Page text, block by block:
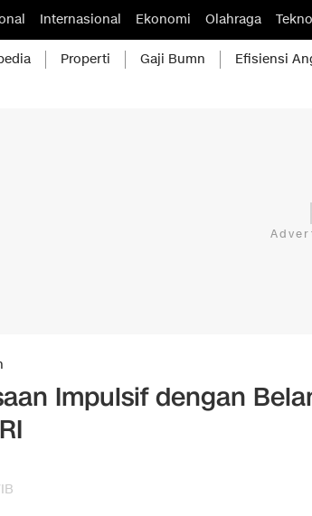
Internasional Ekonomi Olahraga
Properti Gaji Bumn Efisiensi
Impulsif dengan